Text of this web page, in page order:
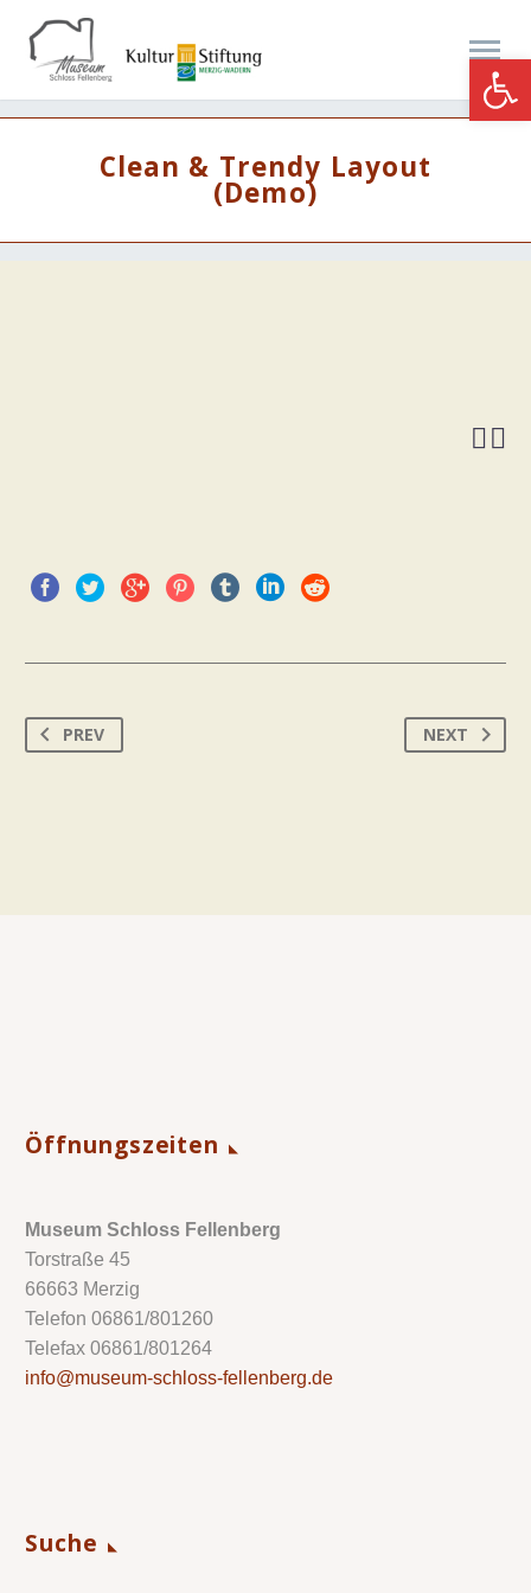
Clean & Trendy Layout
(Demo)

PREV NEXT
Öffnungszeiten
Museum Schloss Fellenberg
Torstraße 45
66663 Merzig
Telefon 06861/801260
Telefax 06861/801264
info@museum-schloss-fellenberg.de
Suche